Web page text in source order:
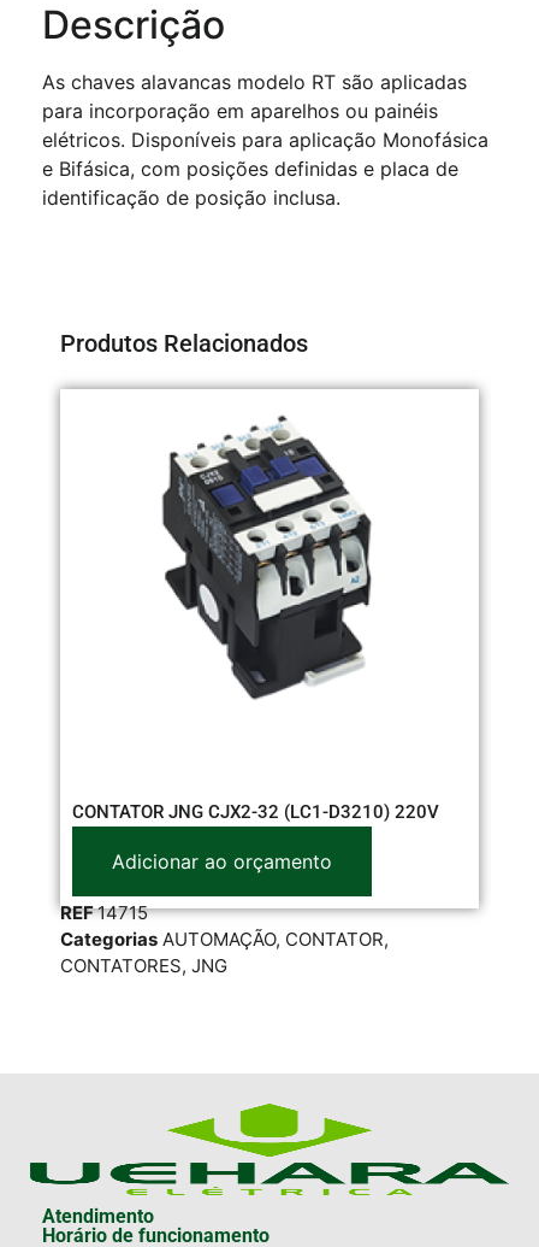
Descrição
As chaves alavancas modelo RT são aplicadas
para incorporação em aparelhos ou painéis
elétricos. Disponíveis para aplicação Monofásica
e Bifásica, com posições definidas e placa de
identificação de posição inclusa.
Produtos Relacionados
CONTATOR JNG CJX2-32 (LC1-D3210) 220V
Adicionar ao orçamento
REF14715
Categorias AUTOMAÇÃO, CONTATOR,
CONTATORES, JNG
Atendimento
Horário de funcionamento